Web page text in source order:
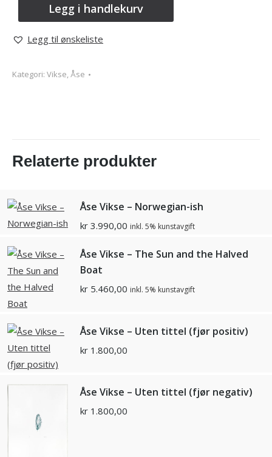
Legg i handlekurv
Legg til ønskeliste
Kategori: Vikse, Åse
Relaterte produkter
Åse Vikse – Norwegian-ish
kr 3.990,00 inkl. 5% kunstavgift
Åse Vikse – The Sun and the Halved
Boat
kr 5.460,00 inkl. 5% kunstavgift
Åse Vikse – Uten tittel (fjør positiv)
kr 1.800,00
Åse Vikse – Uten tittel (fjør negativ)
kr 1.800,00